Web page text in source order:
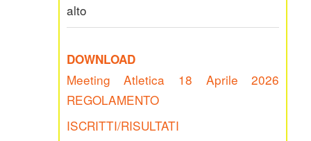
alto
DOWNLOAD
Meeting Atletica 18 Aprile 2026
REGOLAMENTO
ISCRITTI/RISULTATI